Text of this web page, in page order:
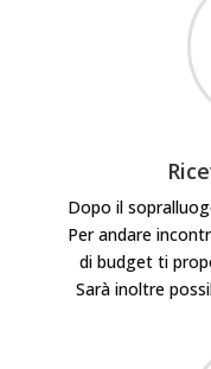
Dopo il
Per andare
di budget ti
Sarà inoltre